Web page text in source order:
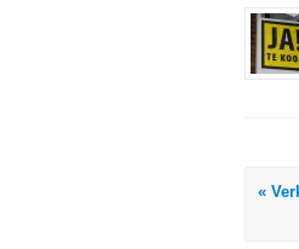
«